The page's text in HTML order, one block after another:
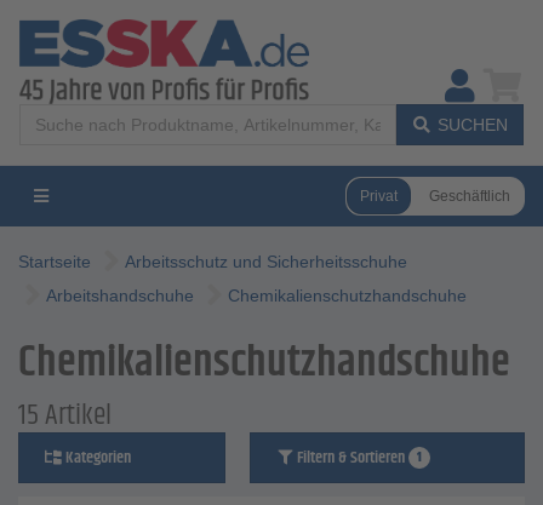
SUCHEN
Privat Geschäftlich
Startseite
Arbeitsschutz und Sicherheitsschuhe
Arbeitshandschuhe
Chemikalienschutzhandschuhe
Chemikalienschutzhandschuhe
15 Artikel
Kategorien Filtern & Sortieren 1